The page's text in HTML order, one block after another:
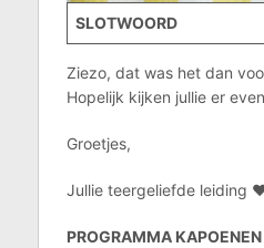
SLOTWOORD
Ziezo, dat was het dan
Hopelijk kijken jullie er
Groetjes,
Jullie teergeliefde leiding
PROGRAMMA KAPOENEN